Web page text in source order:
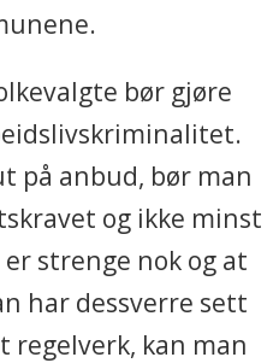
bør gjøre
på anbud, bør man
og ikke minst
strenge nok og at
har dessverre sett
regelverk, kan man